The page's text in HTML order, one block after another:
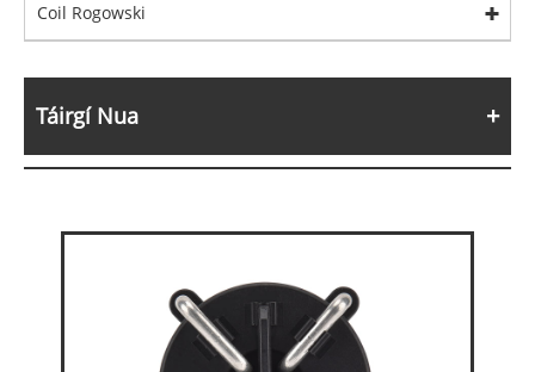
Coil Rogowski
Táirgí Nua